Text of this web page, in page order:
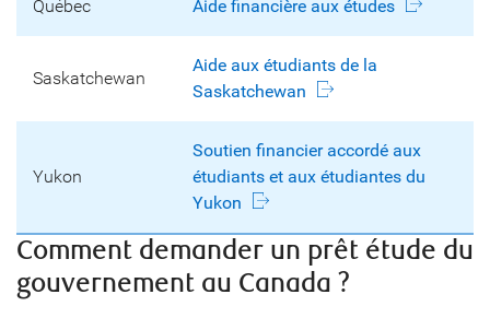
Québec Aide financière aux études
Saskatchewan
Aide aux étudiants de la
Saskatchewan
Yukon
Soutien financier accordé aux
étudiants et aux étudiantes du
Yukon
Comment demander un prêt étude du
gouvernement au Canada ?